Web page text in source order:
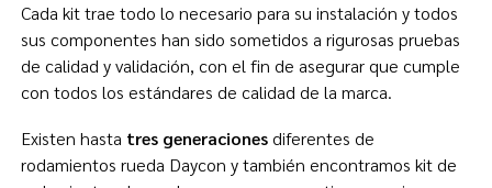
Cada kit trae todo lo necesario para su instalación y todos
sus componentes han sido sometidos a rigurosas pruebas
de calidad y validación, con el fin de asegurar que cumple
con todos los estándares de calidad de la marca.
Existen hasta tres generaciones diferentes de
rodamientos rueda Daycon y también encontramos kit de